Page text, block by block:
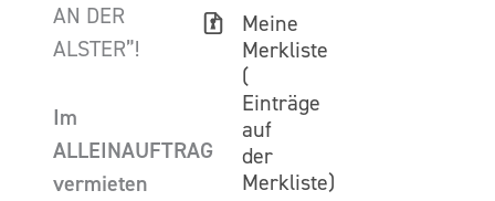
AN DER
ALSTER”!
Im
ALLEINAUFTRAG
vermieten
Meine
Merkliste
(
Einträge
auf
der
Merkliste)